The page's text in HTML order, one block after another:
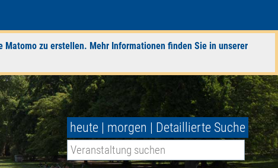
zu erstellen. Mehr Informationen finden Sie in unserer
heute | morgen | Detaillierte Suche